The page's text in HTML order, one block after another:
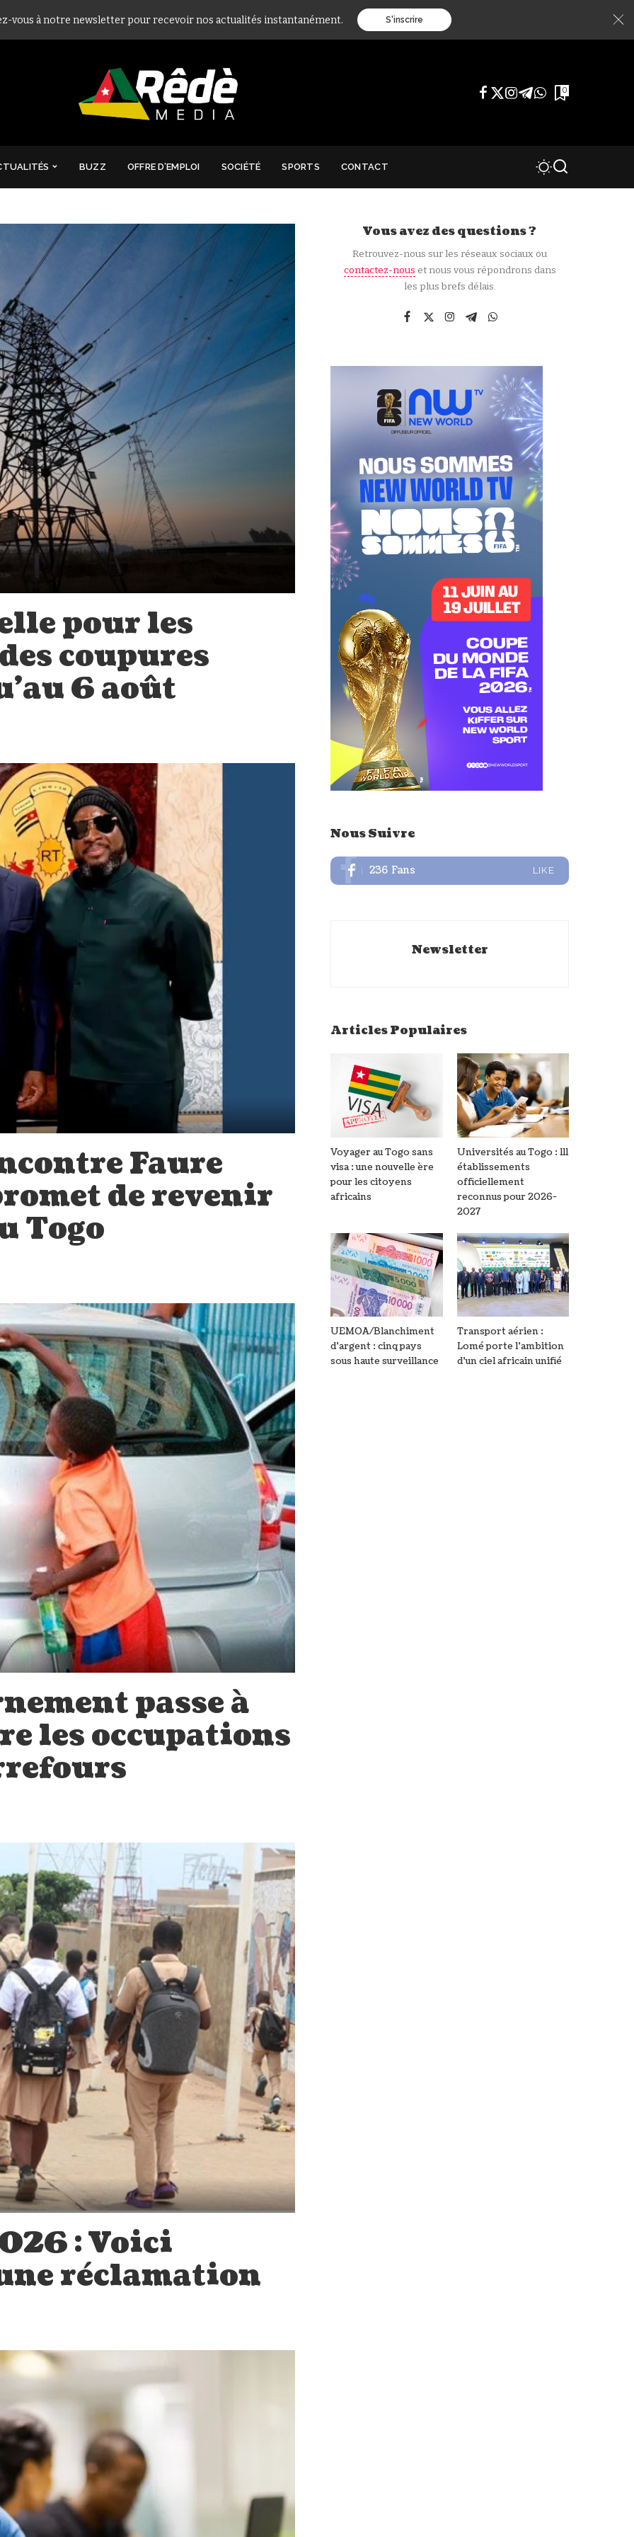
vous à notre newsletter pour recevoir nos actualités instantanément. S'inscrire
0
BUZZ OFFRE D’EMPLOI SOCIÉTÉ SPORTS CONTACT
pour les
coupures
6 août
Faure
de revenir
Togo
passe à
les occupations
: Voici
réclamation
Vous avez des questions ?
Retrouvez-nous sur les réseaux sociaux ou
contactez-nous et nous vous répondrons dans
les plus brefs délais.
Nous Suivre
236 Fans LIKE
Newsletter
Articles Populaires
Voyager au Togo sans
visa : une nouvelle ère
pour les citoyens
africains
Universités au Togo : 111
établissements
officiellement
reconnus pour 2026-
2027
UEMOA/Blanchiment
d’argent : cinq pays
sous haute surveillance
Transport aérien :
Lomé porte l’ambition
d’un ciel africain unifié